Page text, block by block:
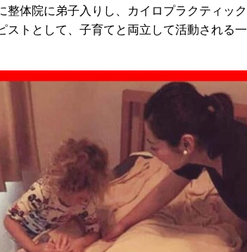
整体院に弟子入りし、カイロプラクティッ
ストとして、子育てと両立して活動される